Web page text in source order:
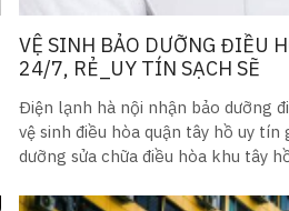
VỆ SINH BẢO DƯỠNG ĐIỀU
24/7, RẺ_UY TÍN SẠCH SẼ
Điện lạnh hà nội nhận bảo dưỡng
vệ sinh điều hòa quận tây hồ uy tín
dưỡng sửa chữa điều hòa khu tây